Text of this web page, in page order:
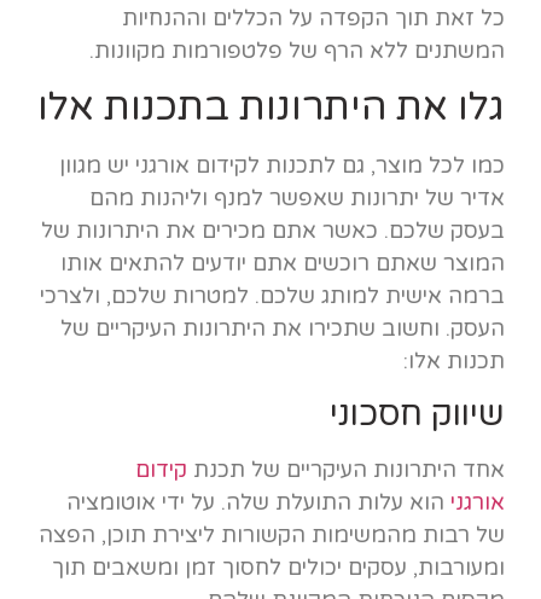
כל זאת תוך הקפדה על הכללים וההנחיות
המשתנים ללא הרף של פלטפורמות מקוונות.
גלו את היתרונות בתכנות אלו
כמו לכל מוצר, גם לתכנות לקידום אורגני יש מגוון
אדיר של יתרונות שאפשר למנף וליהנות מהם
בעסק שלכם. כאשר אתם מכירים את היתרונות של
המוצר שאתם רוכשים אתם יודעים להתאים אותו
ברמה אישית למותג שלכם. למטרות שלכם, ולצרכי
העסק. וחשוב שתכירו את היתרונות העיקריים של
תכנות אלו:
שיווק חסכוני
אחד היתרונות העיקריים של תכנת קידום
אורגני הוא עלות התועלת שלה. על ידי אוטומציה
של רבות מהמשימות הקשורות ליצירת תוכן, הפצה
ומעורבות, עסקים יכולים לחסוך זמן ומשאבים תוך